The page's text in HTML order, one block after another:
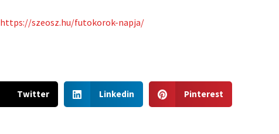
https://szeosz.hu/futokorok-napja/
Twitter
h
Linkedin
h
Pinterest